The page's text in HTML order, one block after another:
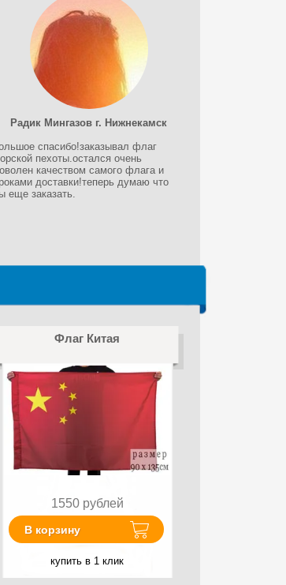
Радик Мингазов г. Нижнекамск
спасибо!заказывал флаг
пехоты.остался очень
качеством самого флага и
доставки!теперь думаю что
еще заказать.
Флаг Китая
1550 рублей
В корзину
купить в 1 клик